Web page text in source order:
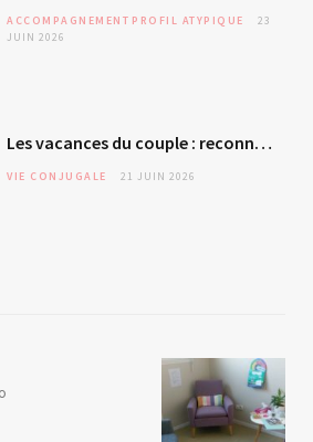
ACCOMPAGNEMENT PROFIL ATYPIQUE
23
JUIN 2026
Les vacances du couple : reconnexion ou évitement silencieux ?
VIE CONJUGALE 21 JUIN 2026